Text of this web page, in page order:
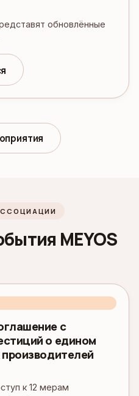
обновлённые
MEYOS
с
о едином
к 12 мерам